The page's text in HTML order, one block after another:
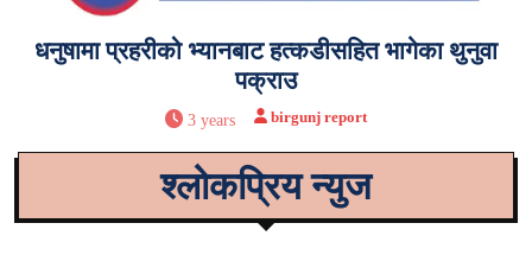
धनुषामा प्रहरीको भ्यानबाट हत्कडीसहित भागेका थुनुवा
पक्राउ
3 years birgunj report
श्लोकप्रिय न्युज